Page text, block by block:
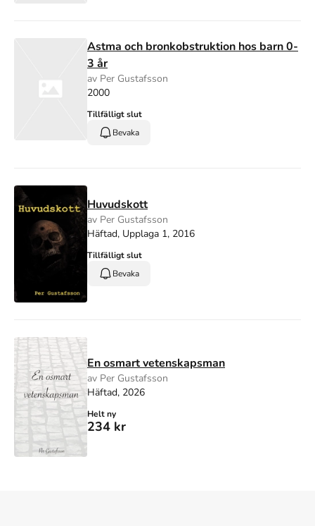
Astma och bronkobstruktion hos barn 0-
3 år
av Per Gustafsson
2000
Tillfälligt slut
Bevaka
Huvudskott
av Per Gustafsson
Häftad, Upplaga 1, 2016
Tillfälligt slut
Bevaka
En osmart vetenskapsman
av Per Gustafsson
Häftad, 2026
Helt ny
234 kr